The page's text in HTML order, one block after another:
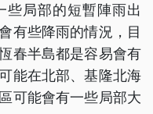
些局部的短暫陣雨出
有些降雨的情況，目
春半島都是容易會有
能在北部、基隆北海
可能會有一些局部大